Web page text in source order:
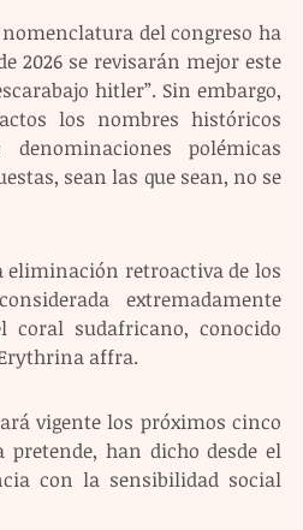
del congreso ha
2026 se revisarán mejor este
hitler”. Sin embargo,
los nombres históricos
polémicas
sean las que sean, no se
eliminación retroactiva de los
extremadamente
sudafricano, conocido
affra.
vigente los próximos cinco
han dicho desde el
con la sensibilidad social